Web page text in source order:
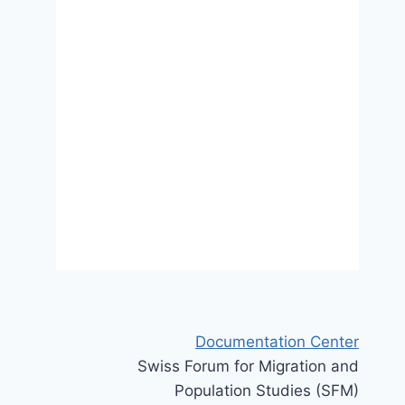
Documentation Center
Swiss Forum for Migration and
Population Studies (SFM)